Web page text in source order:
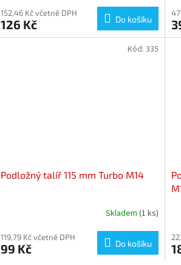
152,46 Kč včetně DPH
126 Kč Do košíku
Podložný talíř 115 mm Turbo M14
Skladem (1 ks)
119,79 Kč včetně DPH
99 Kč Do košíku
Kód: 335